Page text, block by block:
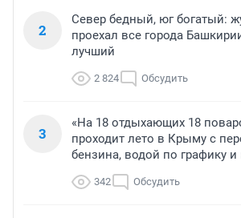
2
Север бедный, юг богатый:
проехал все города
лучший
2 824 Обсудить
3
«На 18 отдыхающих 18
проходит лето в Крыму с
бензина, водой по графику
342 Обсудить